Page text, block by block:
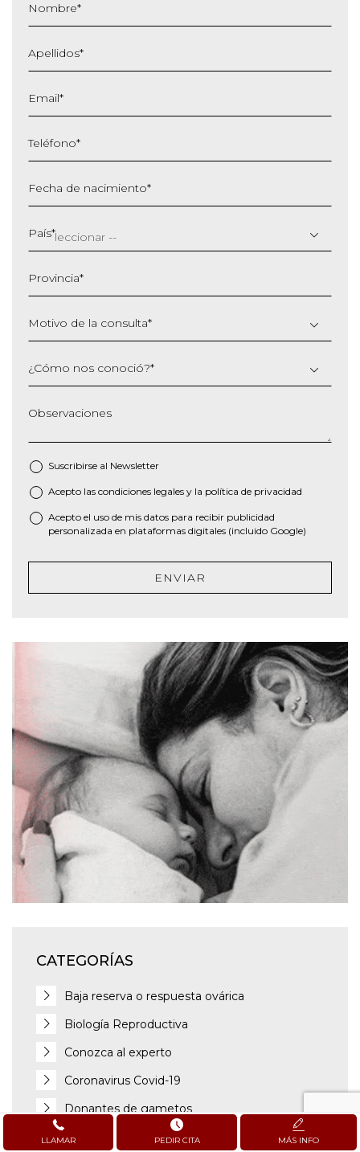
Nombre*
Apellidos*
Email*
Teléfono*
Fecha de nacimiento*
barra
MM
AAAA
País*
Provincia*
Motivo de la consulta*
¿Cómo nos conoció?*
Observaciones
Suscribirse al Newsletter
* Acepto las condiciones legales y la política de privacidad
Acepto el uso de mis datos para recibir publicidad
personalizada en plataformas digitales (incluido Google)
ENVIAR
CATEGORÍAS
Baja reserva o respuesta ovárica
Biología Reproductiva
Conozca al experto
Coronavirus Covid-19
Donantes de gametos
Embarazo
LLAMAR PEDIR CITA MÁS INFO